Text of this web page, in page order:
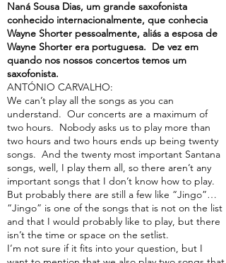
Naná Sousa Dias, um grande saxofonista
conhecido internacionalmente, que conhecia
Wayne Shorter pessoalmente, aliás a esposa de
Wayne Shorter era portuguesa. De vez em
quando nos nossos concertos temos um
saxofonista.
ANTÓNIO CARVALHO:
We can’t play all the songs as you can
understand. Our concerts are a maximum of
two hours. Nobody asks us to play more than
two hours and two hours ends up being twenty
songs. And the twenty most important Santana
songs, well, I play them all, so there aren’t any
important songs that I don’t know how to play.
But probably there are still a few like “Jingo”…
“Jingo” is one of the songs that is not on the list
and that I would probably like to play, but there
isn’t the time or space on the setlist.
I’m not sure if it fits into your question, but I